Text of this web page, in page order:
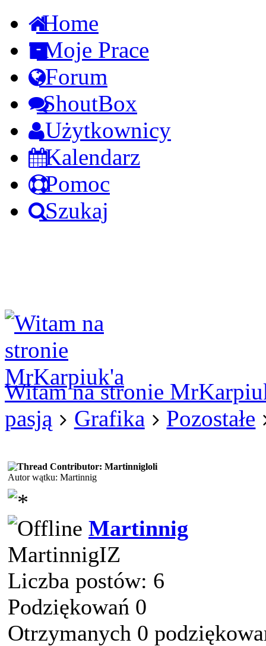
Home
Moje Prace
Forum
ShoutBox
Użytkownicy
Kalendarz
Pomoc
Szukaj
Witam na stronie
pasją
Grafika Pozostałe
loli
Autor wątku: Martinnig
Martinnig
MartinnigIZ
Liczba postów: 6
Podziękowań 0
Otrzymanych 0